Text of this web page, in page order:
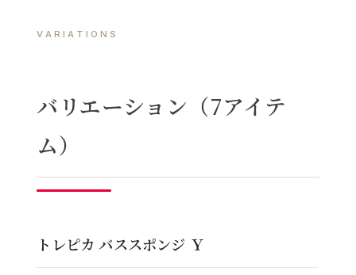
VARIATIONS
バリエーション（7アイテ
ム）
トレピカ バススポンジ Ｙ